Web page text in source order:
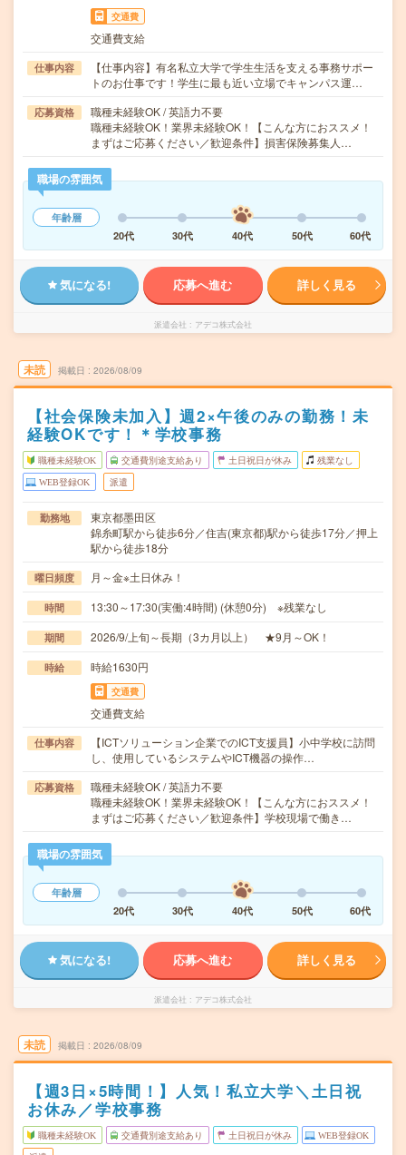
交通費
交通費支給
仕事内容
【仕事内容】有名私立大学で学生生活を支える事務サポー
トのお仕事です！学生に最も近い立場でキャンパス運…
応募資格
職種未経験OK / 英語力不要
職種未経験OK！業界未経験OK！【こんな方におススメ！
まずはご応募ください／歓迎条件】損害保険募集人…
職場の雰囲気
年齢層
20代
30代 40代 50代 60代
気になる! 応募へ進む 詳しく見る
派遣会社 アデコ株式会社
未読 掲載日 2026/08/09
【社会保険未加入】週2×午後のみの勤務！未
経験OKです！＊学校事務
職種未経験OK 交通費別途支給あり 土日祝日が休み 残業なし
WEB登録OK 派遣
勤務地
東京都墨田区
錦糸町駅から徒歩6分／住吉(東京都)駅から徒歩17分／押上
駅から徒歩18分
曜日頻度 月～金※土日休み！
時間 13:30～17:30(実働:4時間) (休憩0分) ※残業なし
期間 2026/9/上旬～長期（3カ月以上） ★9月～OK！
時給 時給1630円
交通費
交通費支給
仕事内容
【ICTソリューション企業でのICT支援員】小中学校に訪問
し、使用しているシステムやICT機器の操作…
応募資格
職種未経験OK / 英語力不要
職種未経験OK！業界未経験OK！【こんな方におススメ！
まずはご応募ください／歓迎条件】学校現場で働き…
職場の雰囲気
年齢層
20代
30代 40代 50代 60代
気になる! 応募へ進む 詳しく見る
派遣会社 アデコ株式会社
未読 掲載日 2026/08/09
【週3日×5時間！】人気！私立大学＼土日祝
お休み／学校事務
職種未経験OK 交通費別途支給あり 土日祝日が休み WEB登録OK